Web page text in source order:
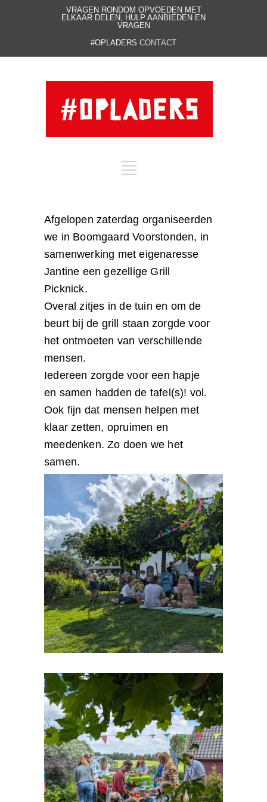
VRAGEN RONDOM OPVOEDEN MET
ELKAAR DELEN, HULP AANBIEDEN EN
VRAGEN
#OPLADERS CONTACT
Afgelopen zaterdag organiseerden
we in Boomgaard Voorstonden, in
samenwerking met eigenaresse
Jantine een gezellige Grill
Picknick.
Overal zitjes in de tuin en om de
beurt bij de grill staan zorgde voor
het ontmoeten van verschillende
mensen.
Iedereen zorgde voor een hapje
en samen hadden de tafel(s)! vol.
Ook fijn dat mensen helpen met
klaar zetten, opruimen en
meedenken. Zo doen we het
samen.